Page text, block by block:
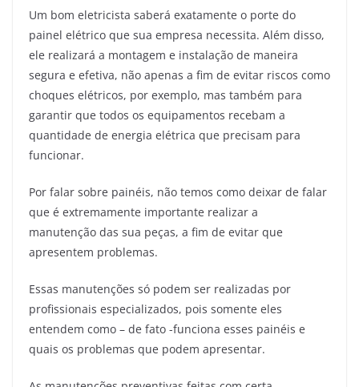
Um bom eletricista saberá exatamente o porte do
painel elétrico que sua empresa necessita. Além disso,
ele realizará a montagem e instalação de maneira
segura e efetiva, não apenas a fim de evitar riscos como
choques elétricos, por exemplo, mas também para
garantir que todos os equipamentos recebam a
quantidade de energia elétrica que precisam para
funcionar.
Por falar sobre painéis, não temos como deixar de falar
que é extremamente importante realizar a
manutenção das sua peças, a fim de evitar que
apresentem problemas.
Essas manutenções só podem ser realizadas por
profissionais especializados, pois somente eles
entendem como – de fato -funciona esses painéis e
quais os problemas que podem apresentar.